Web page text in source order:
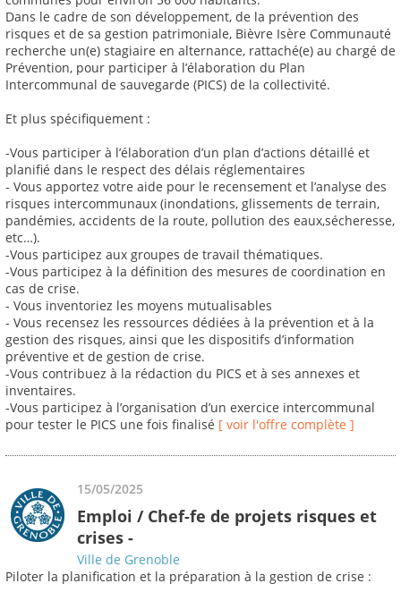
Dans le cadre de son développement, de la prévention des
risques et de sa gestion patrimoniale, Bièvre Isère Communauté
recherche un(e) stagiaire en alternance, rattaché(e) au chargé de
Prévention, pour participer à l’élaboration du Plan
Intercommunal de sauvegarde (PICS) de la collectivité.
Et plus spécifiquement :
-Vous participer à l’élaboration d’un plan d’actions détaillé et
planifié dans le respect des délais réglementaires
- Vous apportez votre aide pour le recensement et l’analyse des
risques intercommunaux (inondations, glissements de terrain,
pandémies, accidents de la route, pollution des eaux,sécheresse,
etc…).
-Vous participez aux groupes de travail thématiques.
-Vous participez à la définition des mesures de coordination en
cas de crise.
- Vous inventoriez les moyens mutualisables
- Vous recensez les ressources dédiées à la prévention et à la
gestion des risques, ainsi que les dispositifs d’information
préventive et de gestion de crise.
-Vous contribuez à la rédaction du PICS et à ses annexes et
inventaires.
-Vous participez à l’organisation d’un exercice intercommunal
pour tester le PICS une fois finalisé [ voir l'offre complète ]
15/05/2025
Emploi / Chef-fe de projets risques et
crises -
Ville de Grenoble
Piloter la planification et la préparation à la gestion de crise :